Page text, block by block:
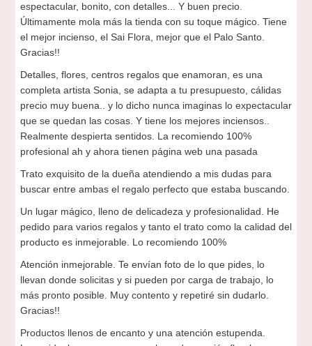
espectacular, bonito, con detalles... Y buen precio.
Últimamente mola más la tienda con su toque mágico. Tiene
el mejor incienso, el Sai Flora, mejor que el Palo Santo.
Gracias!!
Detalles, flores, centros regalos que enamoran, es una
completa artista Sonia, se adapta a tu presupuesto, cálidas
precio muy buena.. y lo dicho nunca imaginas lo expectacular
que se quedan las cosas. Y tiene los mejores inciensos..
Realmente despierta sentidos. La recomiendo 100%
profesional ah y ahora tienen página web una pasada
Trato exquisito de la dueña atendiendo a mis dudas para
buscar entre ambas el regalo perfecto que estaba buscando.
Un lugar mágico, lleno de delicadeza y profesionalidad. He
pedido para varios regalos y tanto el trato como la calidad del
producto es inmejorable. Lo recomiendo 100%
Atención inmejorable. Te envían foto de lo que pides, lo
llevan donde solicitas y si pueden por carga de trabajo, lo
más pronto posible. Muy contento y repetiré sin dudarlo.
Gracias!!
Productos llenos de encanto y una atención estupenda.